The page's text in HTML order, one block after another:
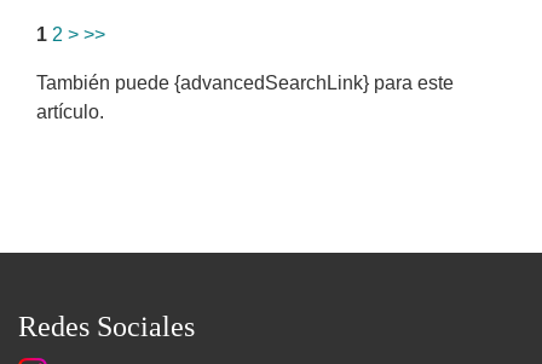
1 2 > >>
También puede {advancedSearchLink} para este
artículo.
Redes Sociales